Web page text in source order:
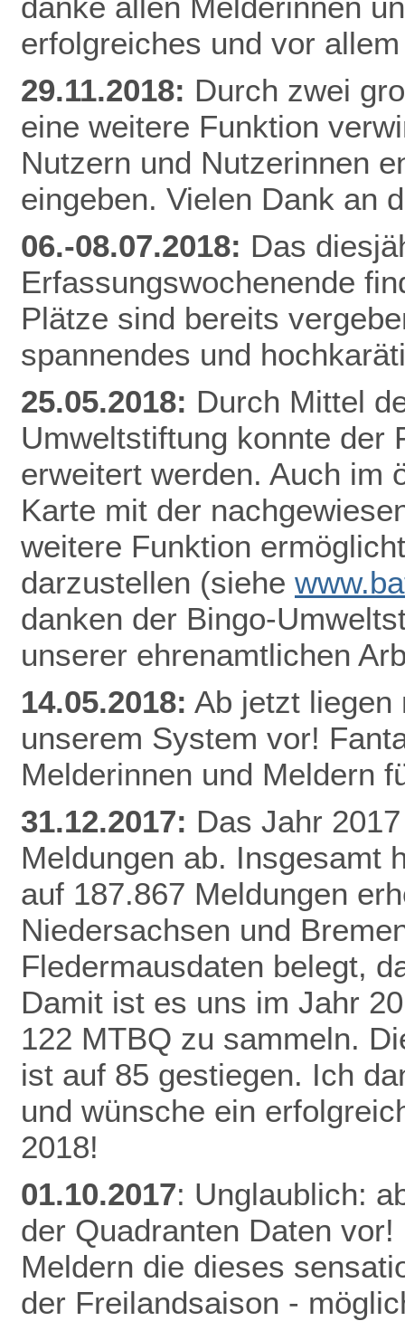
erfolgreiches und vor
29.11.2018: Durch zwei
eine weitere Funktion
Nutzern und Nutzerinnen
eingeben. Vielen Dank an
06.-08.07.2018: Das
Erfassungswochenende
Plätze sind bereits
spannendes und
25.05.2018: Durch Mittel
Umweltstiftung konnte der
erweitert werden. Auch im
Karte mit der
weitere Funktion
darzustellen (siehe
danken der Bingo-
unserer ehrenamtlichen
14.05.2018: Ab jetzt liegen
unserem System vor!
Melderinnen und Meldern
31.12.2017: Das Jahr
Meldungen ab. Insgesamt
auf 187.867 Meldungen
Niedersachsen und
Fledermausdaten belegt,
Damit ist es uns im Jahr
122 MTBQ zu sammeln.
ist auf 85 gestiegen. Ich
und wünsche ein
2018!
01.10.2017: Unglaublich:
der Quadranten Daten
Meldern die dieses
der Freilandsaison -